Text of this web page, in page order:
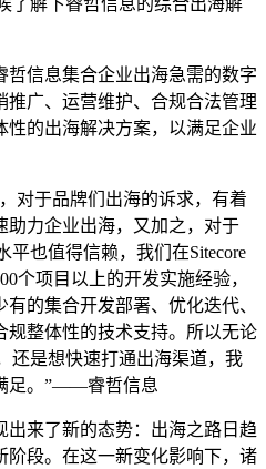
信息集合企业出海急需的数字
推广、运营维护、合规合法管理
的出海解决方案，以满足企业
对于品牌们出海的诉求，有着
助力企业出海，又加之，对于
平也值得信赖，我们在Sitecore
个项目以上的开发实施经验，
的集合开发部署、优化迭代、
规整体性的技术支持。所以无论
还是想快速打通出海渠道，我
足。”——睿哲信息
出来了新的态势：出海之路日趋
阶段。在这一新变化影响下，诸